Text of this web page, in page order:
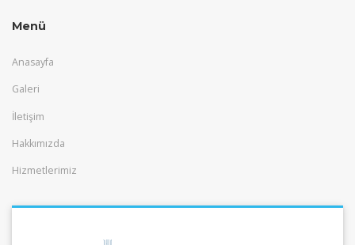
Menü
Anasayfa
Galeri
İletişim
Hakkımızda
Hizmetlerimiz